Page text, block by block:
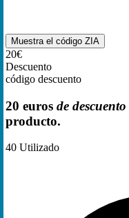
Muestra el código ZIA
20€
Descuento
código descuento
20 euros de descuento
producto.
40 Utilizado